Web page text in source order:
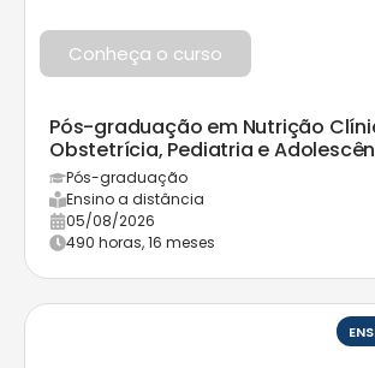
Conheça o curso
Pós-graduação em Nutrição
Obstetrícia, Pediatria e
Pós-graduação
Ensino a distância
05/08/2026
490 horas, 16 meses